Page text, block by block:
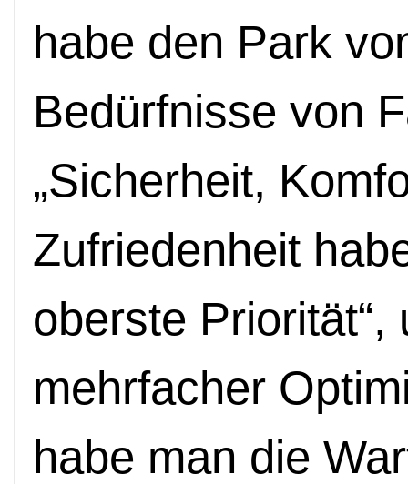
habe den Park
Bedürfnisse von
„Sicherheit,
Zufriedenheit
oberste
mehrfacher
habe man die